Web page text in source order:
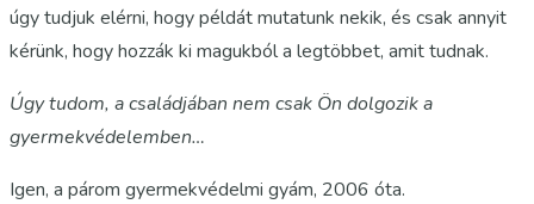
úgy tudjuk elérni, hogy példát mutatunk nekik, és csak annyit
kérünk, hogy hozzák ki magukból a legtöbbet, amit tudnak.
Úgy tudom, a családjában nem csak Ön dolgozik a
gyermekvédelemben…
Igen, a párom gyermekvédelmi gyám, 2006 óta.